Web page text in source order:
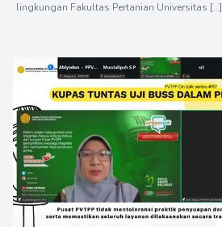
lingkungan Fakultas Pertanian Universitas […]